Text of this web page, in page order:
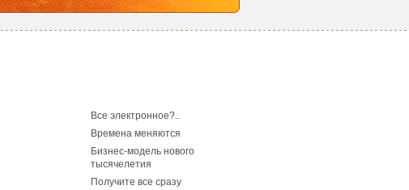
Все электронное?..
Времена меняются
Бизнес-модель нового
тысячелетия
Получите все сразу